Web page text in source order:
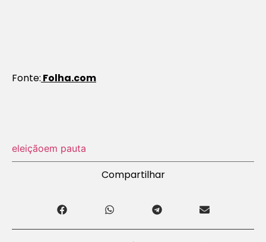
Fonte: Folha.com
eleiçãoem pauta
Compartilhar